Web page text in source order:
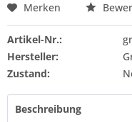
Merken
Artikel-Nr.:
Hersteller:
Zustand:
Beschreibung